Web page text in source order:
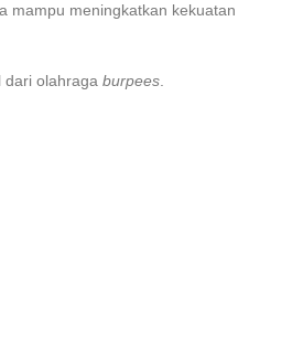
mampu meningkatkan kekuatan
dari olahraga burpees.